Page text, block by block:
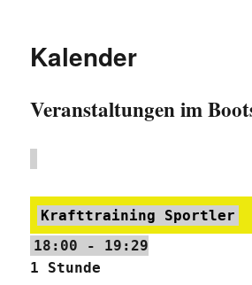
Kalender
Veranstaltungen im
Krafttraining Sportler
18:00 - 19:29
1 Stunde